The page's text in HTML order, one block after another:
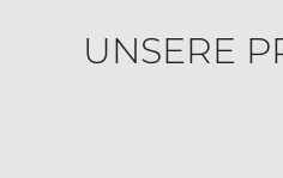
UNSERE